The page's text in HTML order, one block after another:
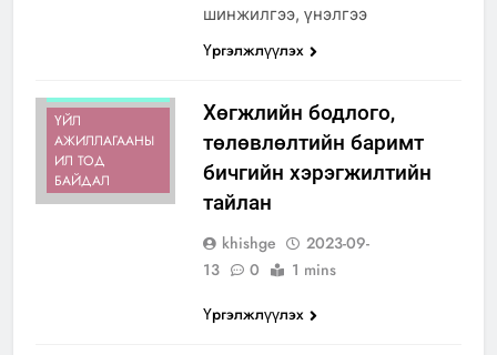
шинжилгээ, үнэлгээ
Үргэлжлүүлэх
ҮЙЛ
АЖИЛЛАГААНЫ
ИЛ ТОД
БАЙДАЛ
Хөгжлийн бодлого,
төлөвлөлтийн баримт
бичгийн хэрэгжилтийн
тайлан
khishge
2023-09-
13
0
1 mins
Үргэлжлүүлэх